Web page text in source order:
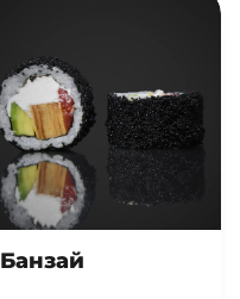
Банзай